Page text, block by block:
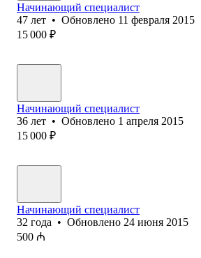
Начинающий специалист
47 лет • Обновлено 11 февраля 2015
15 000 ₽
Начинающий специалист
36 лет • Обновлено 1 апреля 2015
15 000 ₽
Начинающий специалист
32 года • Обновлено 24 июня 2015
500 ₼